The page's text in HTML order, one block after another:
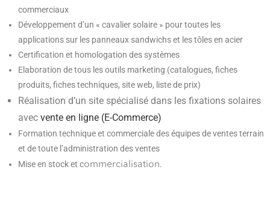
commerciaux
Développement d’un « cavalier solaire » pour toutes les
applications sur les panneaux sandwichs et les tôles en acier
Certification et homologation des systèmes
Elaboration de tous les outils marketing (catalogues, fiches
produits, fiches techniques, site web, liste de prix)
Réalisation d’un site spécialisé dans les fixations solaires
avec vente en ligne (E-Commerce)
Formation technique et commerciale des équipes de ventes terrain
et de toute l’administration des ventes
Mise en stock et commercialisation.